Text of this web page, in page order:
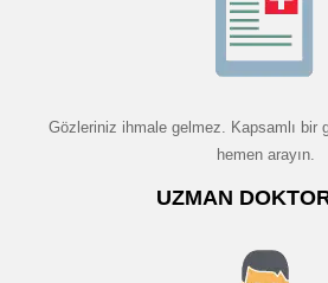
Gözleriniz ihmale gelmez. Kapsamlı bir
hemen arayın.
UZMAN